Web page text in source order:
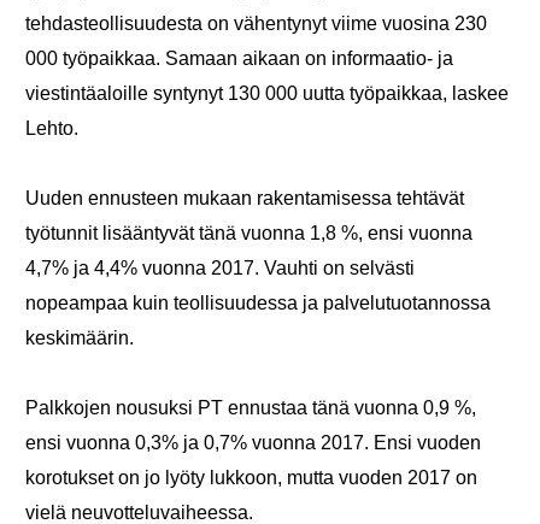
tehdasteollisuudesta on vähentynyt viime vuosina 230
000 työpaikkaa. Samaan aikaan on informaatio- ja
viestintäaloille syntynyt 130 000 uutta työpaikkaa, laskee
Lehto.
Uuden ennusteen mukaan rakentamisessa tehtävät
työtunnit lisääntyvät tänä vuonna 1,8 %, ensi vuonna
4,7% ja 4,4% vuonna 2017. Vauhti on selvästi
nopeampaa kuin teollisuudessa ja palvelutuotannossa
keskimäärin.
Palkkojen nousuksi PT ennustaa tänä vuonna 0,9 %,
ensi vuonna 0,3% ja 0,7% vuonna 2017. Ensi vuoden
korotukset on jo lyöty lukkoon, mutta vuoden 2017 on
vielä neuvotteluvaiheessa.